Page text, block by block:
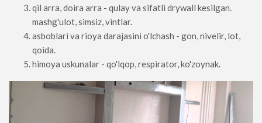
qil arra, doira arra - qulay va sifatli drywall kesilgan.
mashg'ulot, simsiz, vintlar.
asboblari va rioya darajasini o'lchash - gon, nivelir, lot,
qoida.
himoya uskunalar - qo'lqop, respirator, ko'zoynak.